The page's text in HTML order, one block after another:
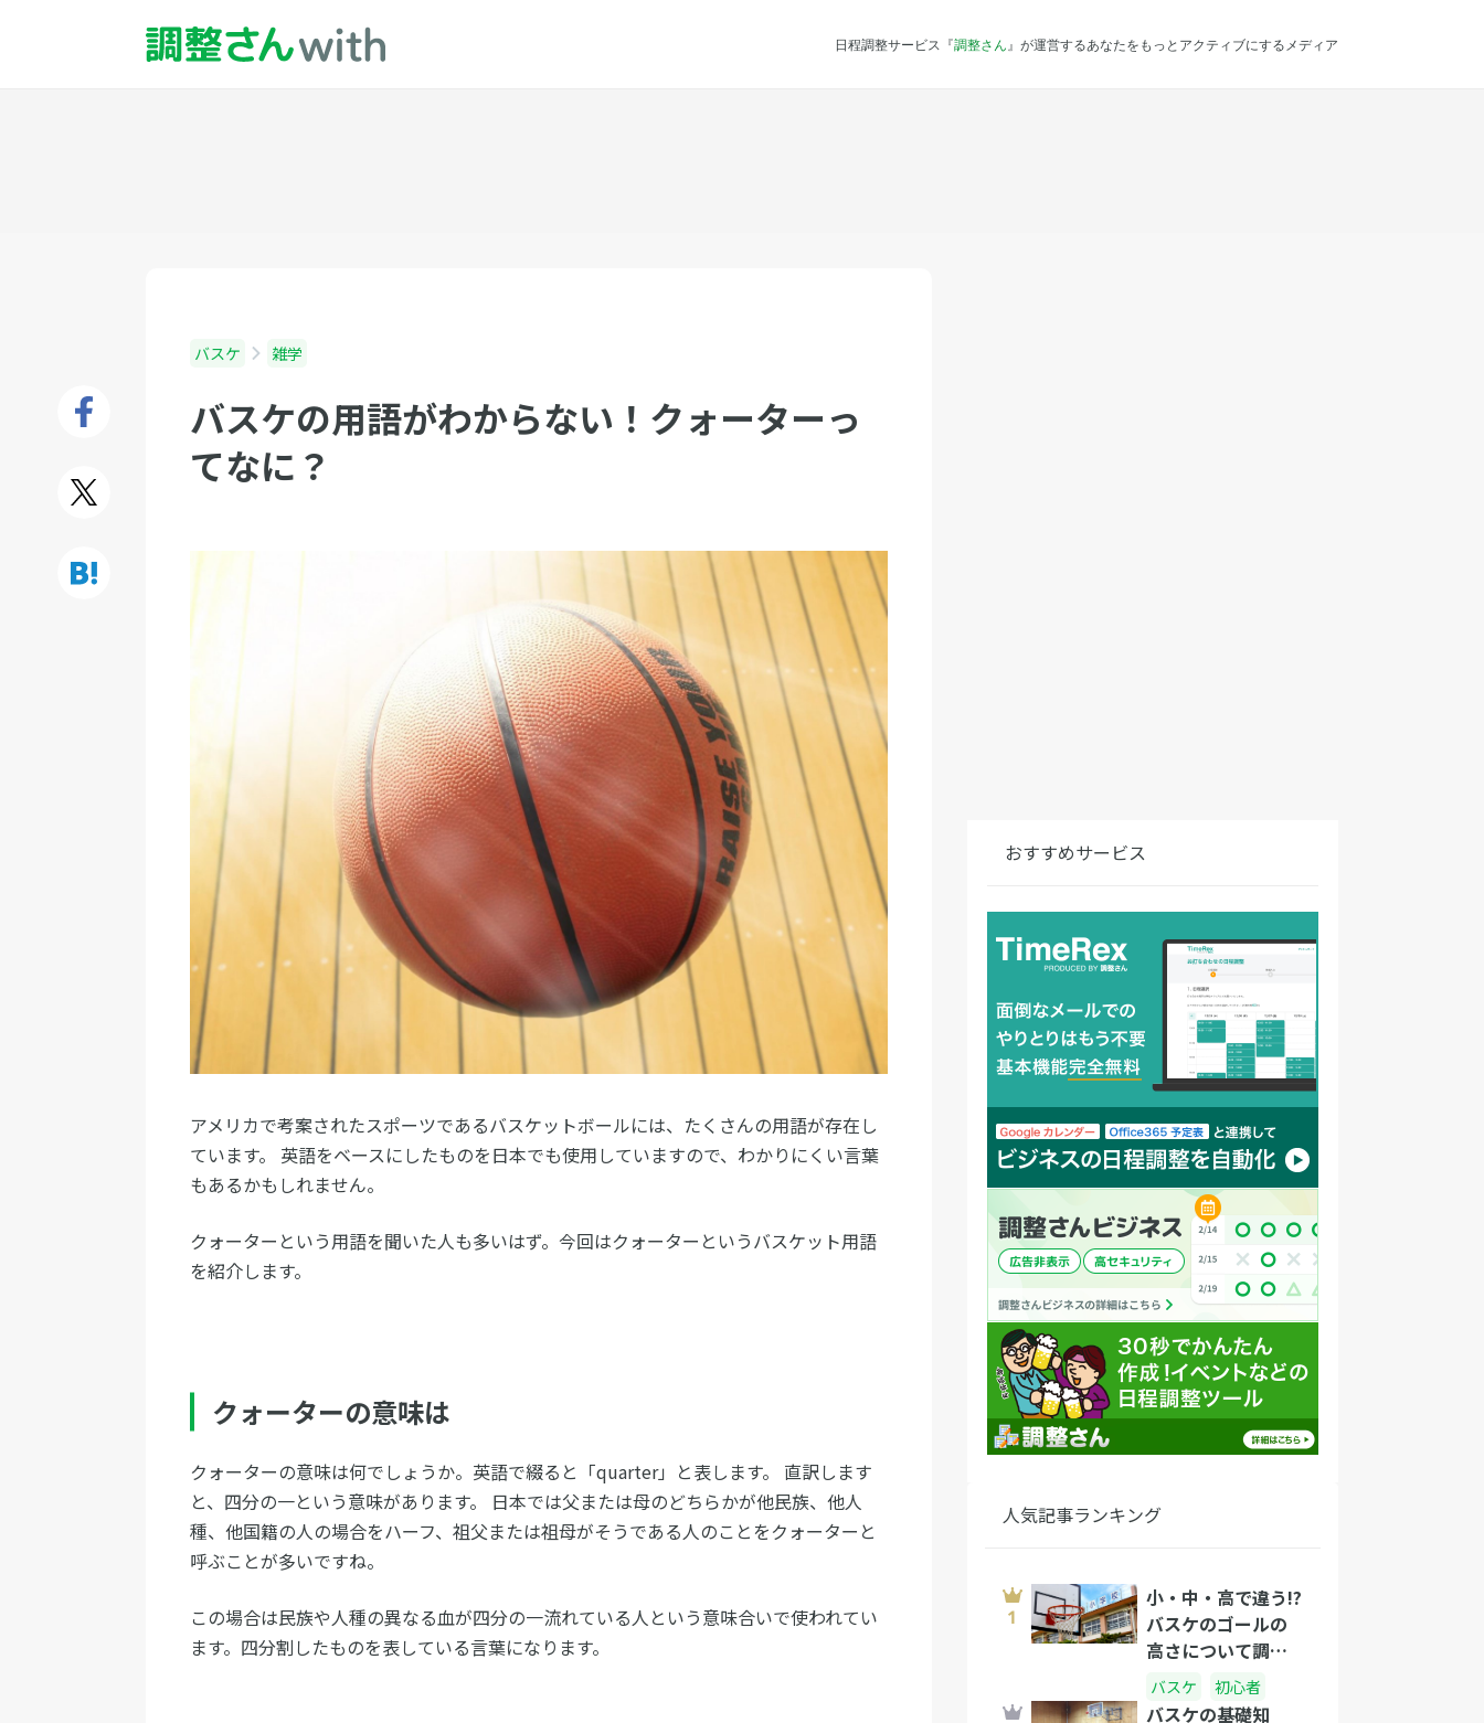
日程調整サービス『調整さん 』が運営するあなたをもっとアクティブにするメディア
バスケ 雑学
バスケの用語がわからない！クォーターっ
てなに？
アメリカで考案されたスポーツであるバスケットボールには、たくさんの用語が存在し
ています。 英語をベースにしたものを日本でも使用していますので、わかりにくい言葉
もあるかもしれません。
クォーターという用語を聞いた人も多いはず。今回はクォーターというバスケット用語
を紹介します。
クォーターの意味は
クォーターの意味は何でしょうか。英語で綴ると「quarter」と表します。 直訳します
と、四分の一という意味があります。 日本では父または母のどちらかが他民族、他人
種、他国籍の人の場合をハーフ、祖父または祖母がそうである人のことをクォーターと
呼ぶことが多いですね。
この場合は民族や人種の異なる血が四分の一流れている人という意味合いで使われてい
ます。四分割したものを表している言葉になります。
おすすめサービス
人気記事ランキング
小・中・高で違う!?
バスケのゴールの
高さについて調べ
てみました。
バスケ 初心者
バスケの基礎知